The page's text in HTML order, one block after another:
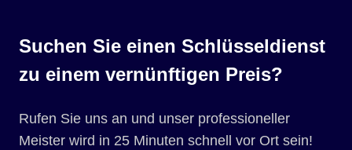
Suchen Sie einen Schlüsseldienst
zu einem vernünftigen Preis?
Rufen Sie uns an und unser professioneller
Meister wird in 25 Minuten schnell vor Ort sein!